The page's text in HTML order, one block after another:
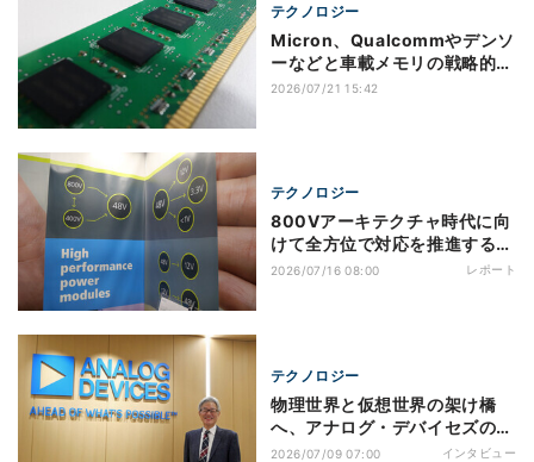
テクノロジー
Micron、Qualcommやデンソ
ーなどと車載メモリの戦略的顧
客契約を締結
2026/07/21 15:42
テクノロジー
800Vアーキテクチャ時代に向
けて全方位で対応を推進する
Vicor - TECHNO-FRONTIER
2026/07/16 08:00 レポート
テクノロジー
物理世界と仮想世界の架け橋
へ、アナログ・デバイセズの新
代表が語るフィジカルAI時代の
2026/07/09 07:00 インタビュー